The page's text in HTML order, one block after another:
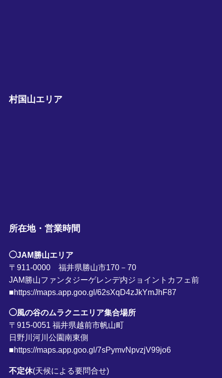
村国山エリア
所在地・営業時間
◯JAM勝山エリア
〒911-0000 福井県勝山市170－70
JAM勝山ファンタジーゲレンデ内ジョイントカフェ前
■https://maps.app.goo.gl/62sXqD4zJkYmJhF87
◯風の谷のムラクニエリア集合場所
〒915-0051 福井県越前市帆山町
日野川河川公園南東側
■https://maps.app.goo.gl/7sPymvNpvzjV99jo6
不定休(天候による要問合せ)